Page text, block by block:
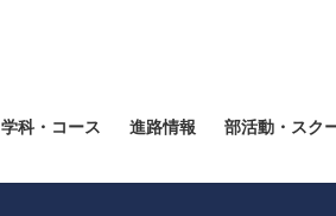
学科・コース 進路情報 部活動・スク